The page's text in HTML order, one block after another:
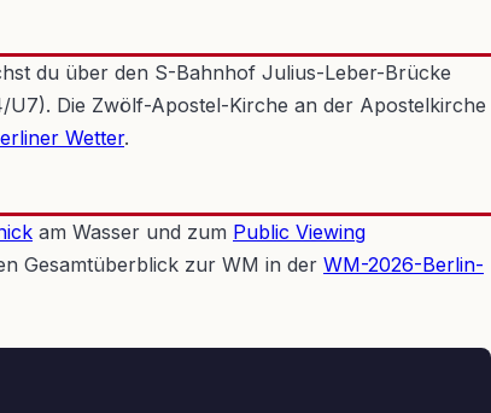
du über den S-Bahnhof Julius-Leber-Brücke
Die Zwölf-Apostel-Kirche an der Apostelkirche
Wetter.
am Wasser und zum Public Viewing
Gesamtüberblick zur WM in der WM-2026-Berlin-